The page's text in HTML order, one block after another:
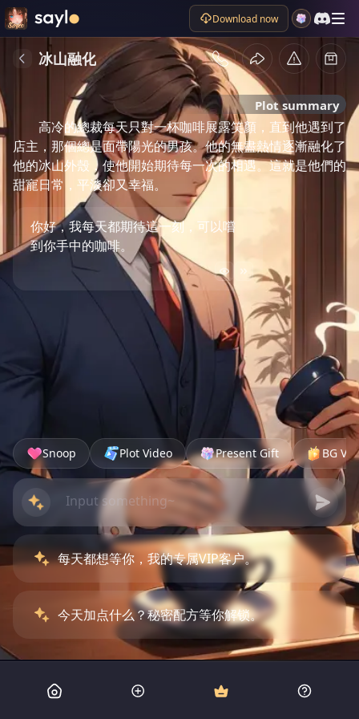
Download now
冰山融化
Plot summary
高冷的總裁每天只對一杯咖啡展露笑顏，直到他遇到了
店主，那個總是面帶陽光的男孩。他的無盡熱情逐漸融化了
他的冰山外殼，使他開始期待每一次的相遇。這就是他們的
甜寵日常，平淡卻又幸福。
你好，我每天都期待這一刻，可以嚐
到你手中的咖啡。
Snoop Plot Video Present Gift BG
每天都想等你，我的专属VIP客户。
今天加点什么？秘密配方等你解锁。